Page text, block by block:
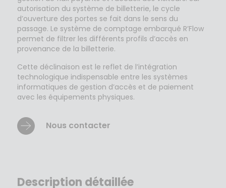
autorisation du système de billetterie, le cycle
d’ouverture des portes se fait dans le sens du
passage. Le système de comptage embarqué R’Flow
permet de filtrer les différents profils d’accès en
provenance de la billetterie.
Cette déclinaison est le reflet de l’intégration
technologique indispensable entre les systèmes
informatiques de gestion d’accès et de paiement
avec les équipements physiques.
Nous contacter
Description détaillée